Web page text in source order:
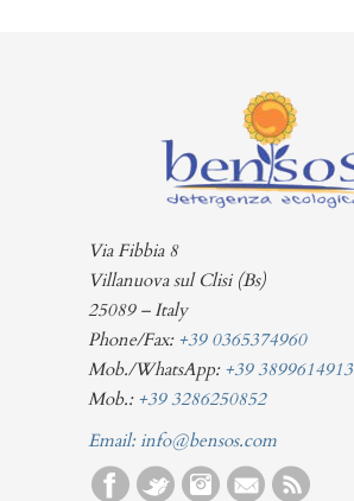
Via Fibbia 8
Villanuova sul Clisi (Bs)
25089 – Italy
Phone/Fax: +39 0365374960
Mob./WhatsApp: +39 3899614913
Mob.: +39 3286250852
Email:info@bensos.com